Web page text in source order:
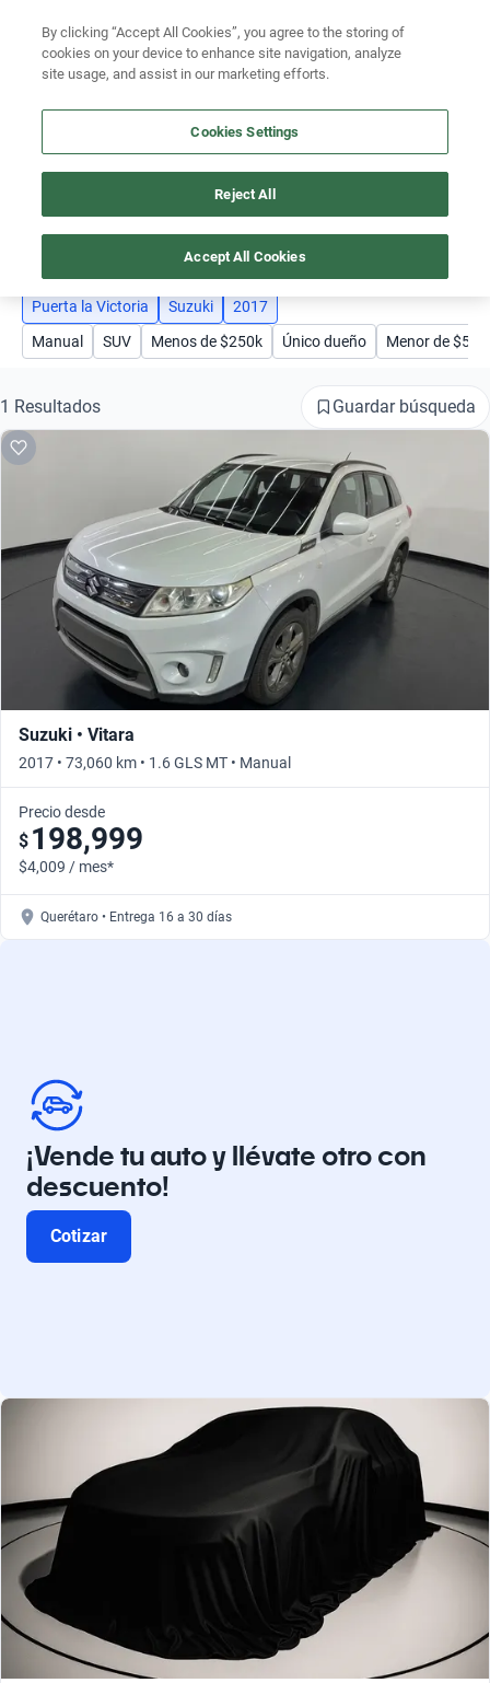
Ubicación
AUTOS SUZUKI 2017 PUERTA LA VICTORIA
Busca por versión
Busca por año
Busca por marca
Busca por año
3
Puerta la Victoria Suzuki
2017
Manual
SUV Menos de $250k Único dueño Menor de
1 Resultados Guardar búsqueda
Suzuki • Vitara
2017 • 73,060 km • 1.6 GLS MT • Manual
Precio desde
$ 198,999
$4,009 / mes*
Querétaro • Entrega 16 a 30 días
¡Vende tu auto y llévate otro con
descuento!
Cotizar
By clicking “Accept All Cookies”, you agree to the storing of
cookies on your device to enhance site navigation, analyze
site usage, and assist in our marketing efforts.
Cookies Settings
Reject All
Accept All Cookies